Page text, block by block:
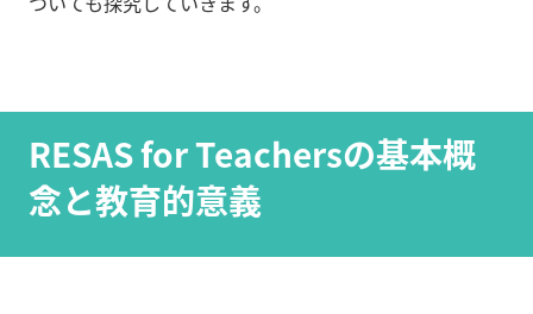
RESAS for Teachersの基本概
念と教育的意義